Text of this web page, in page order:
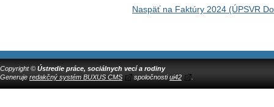
Naspäť na Faktúry 2024 (ÚPSVR
Copyright © Ústredie práce, sociálnych vecí a rodiny
Generuje redakčný systém BUXUS CMS spoločnostiui42